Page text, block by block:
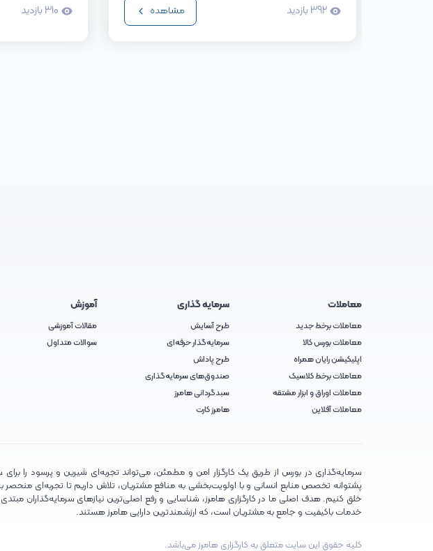
392 بازدید مشاهده 310 بازدید
معاملات
معاملات برخط جدید
معاملات بورس کالا
اپلیکیشن رایان همراه
معاملات برخط کلاسیک
معاملات اوراق و ابزار مشتقه
معاملات آفلاین
سرمایه گذاری
طرح آسایش
سرمایه‌گذار حرفه‌ای
طرح پاداش
صندوق‌های سرمایه‌گذاری
سبدگردانی هامرز
هامرز کارت
آموزش
مقالات آموزشی
سوالات متداول
سرمایه‌گذاری در بورس از طریق یک کارگزار امن و مطمئن، می‌تواند تجربه‌ای شیرین و پرسود را برای
پشتوانه تخصص منابع انسانی و با اولویت‌بخشی به منافع مشتریان، تلاش داریم تا تجربه‌ای منحصر به
خلق کنیم. هدف اصلی ما در کارگزاری هامرز، شناسایی و رفع اصلی‌ترین نیازهای سرمایه‌گذاران
خدمات باکیفیت و جامع به مشتریان است، که ارزشمندترین دارایی هامرز هستند.
کلیه حقوق این سایت متعلق به کارگزاری هامرز می‌باشد.